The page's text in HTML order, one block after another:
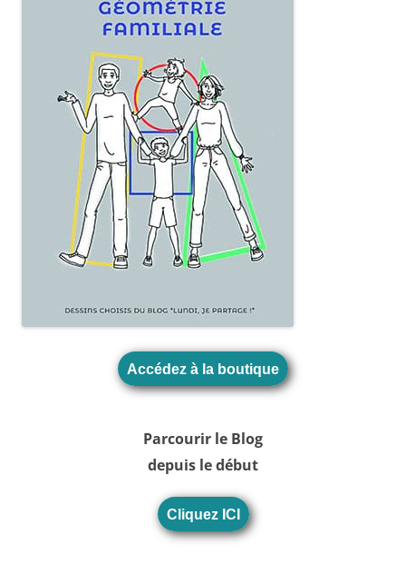
Accédez à la boutique
Parcourir le Blog
depuis le début
Cliquez ICI